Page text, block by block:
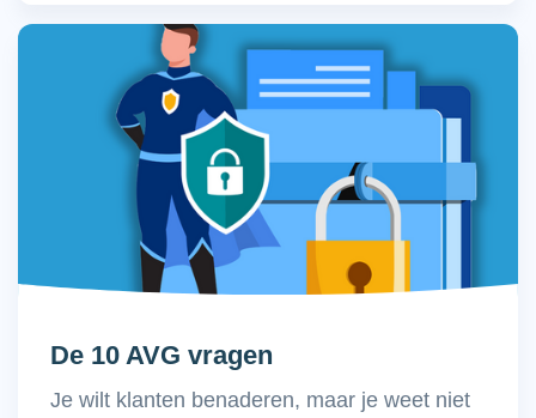
De 10 AVG vragen
Je wilt klanten benaderen, maar je weet niet